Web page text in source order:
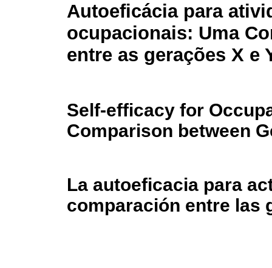
Autoeficácia para
ocupacionais: Uma
entre as gerações X e
Self-efficacy for
Comparison between
La autoeficacia para
comparación entre las